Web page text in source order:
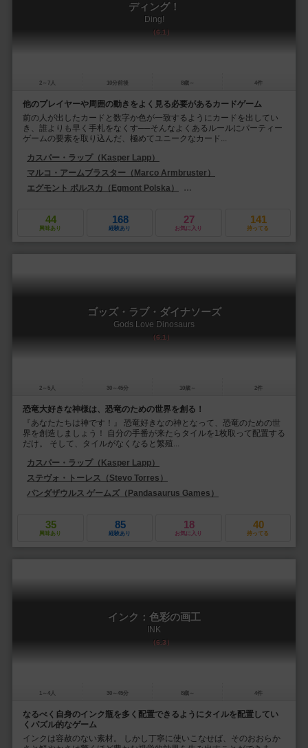
ディング！
Ding!
6.1
2～7人 10分前後 8歳～ 4件
他のプレイヤーや周囲の動きをよく見る必要があるカードゲーム
前の人が出したカードと数字か色が一致するようにカードを出してい
き、誰よりも早く手札をなくす──そんなよくあるルールにパーティー
ゲームの要素を取り込んだ、極めてユニークなカード...
カスパー・ラップ（Kasper Lapp）
マルコ・アームブラスター（Marco Armbruster）
エグモント ポルスカ（Egmont Polska）
ファン・ゲームズ・ショップ（
44
興味あり
168
経験あり
27
お気に入り
141
持ってる
ゴッズ・ラブ・ダイナソーズ
Gods Love Dinosaurs
6.1
2～5人 30～45分 10歳～ 2件
恐竜大好きな神様は、恐竜のための世界を創る！
『あなたたちは神です！』 恐竜好きなの神となって、恐竜のための世
界を創造しましょう！ 自分の手番が来たらタイルを1枚取って配置する
だけ。 そして、タイルがなくなると繁殖...
カスパー・ラップ（Kasper Lapp）
ステヴォ・トーレス（Stevo Torres）
パンダザウルス ゲームズ（Pandasaurus Games）
35
興味あり
85
経験あり
18
お気に入り
40
持ってる
インク：色彩の画工
INK
6.3
1～4人 30～45分 8歳～ 4件
なるべく自身のインク瓶を多く配置できるようにタイルを配置してい
くパズル的なゲーム
インクは容赦のない素材。 しかし丁寧に使いこなせば、そのおおらか